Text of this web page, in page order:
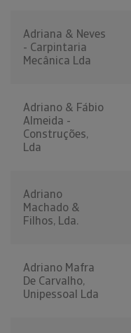
Adriana & Neves
- Carpintaria
Mecânica Lda
Adriano & Fábio
Almeida -
Construções,
Lda
Adriano
Machado &
Filhos, Lda.
Adriano Mafra
De Carvalho,
Unipessoal Lda